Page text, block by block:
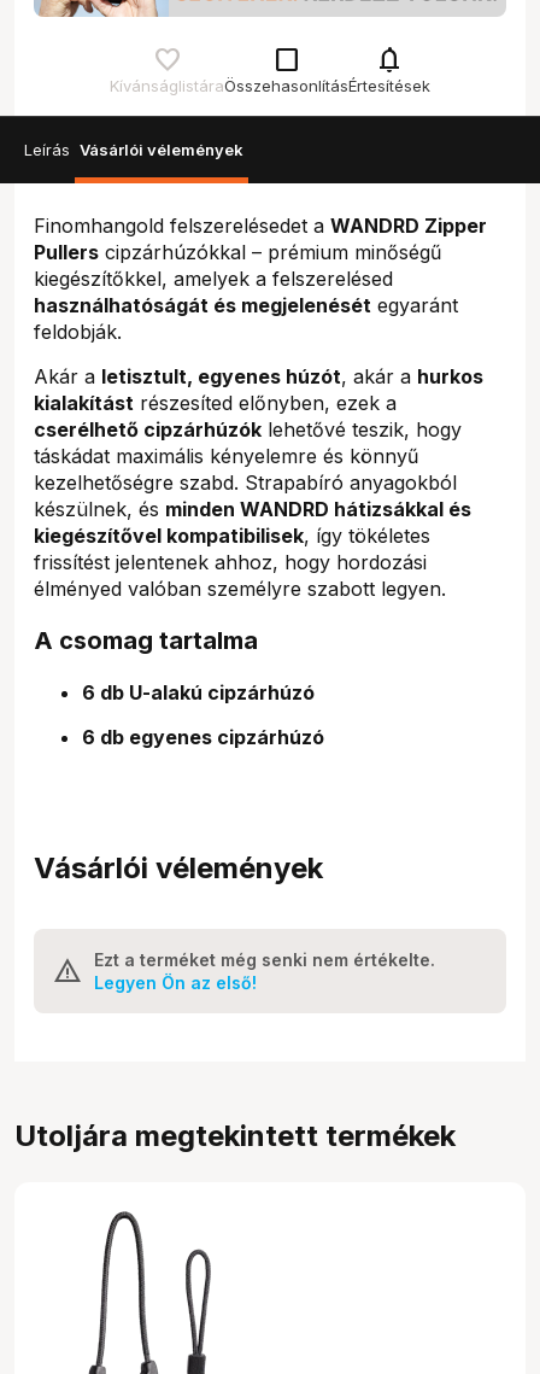
Kívánságlistára
check_box_outline_blank
Összehasonlítás
notifications
Értesítések
Leírás Vásárlói vélemények
Finomhangold felszerelésedet a WANDRD Zipper
Pullers cipzárhúzókkal – prémium minőségű
kiegészítőkkel, amelyek a felszerelésed
használhatóságát és megjelenését egyaránt
feldobják.
Akár a letisztult, egyenes húzót, akár a hurkos
kialakítást részesíted előnyben, ezek a
cserélhető cipzárhúzók lehetővé teszik, hogy
táskádat maximális kényelemre és könnyű
kezelhetőségre szabd. Strapabíró anyagokból
készülnek, és minden WANDRD hátizsákkal és
kiegészítővel kompatibilisek, így tökéletes
frissítést jelentenek ahhoz, hogy hordozási
élményed valóban személyre szabott legyen.
A csomag tartalma
6 db U-alakú cipzárhúzó
6 db egyenes cipzárhúzó
Vásárlói vélemények
Ezt a terméket még senki nem értékelte.
Legyen Ön az első!
Utoljára megtekintett termékek